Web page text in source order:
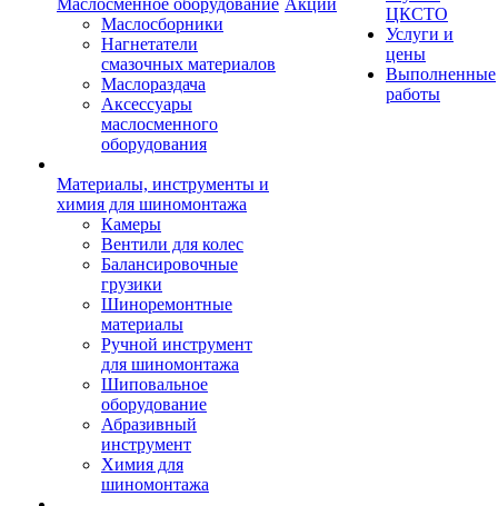
Маслосменное оборудование
Маслосборники
Нагнетатели
смазочных материалов
Маслораздача
Аксессуары
маслосменного
оборудования
Материалы, инструменты и
химия для шиномонтажа
Камеры
Вентили для колес
Балансировочные
грузики
Шиноремонтные
материалы
Ручной инструмент
для шиномонтажа
Шиповальное
оборудование
Абразивный
инструмент
Химия для
шиномонтажа
Акции
ЦКСТО
Услуги и
цены
Выполненные
работы